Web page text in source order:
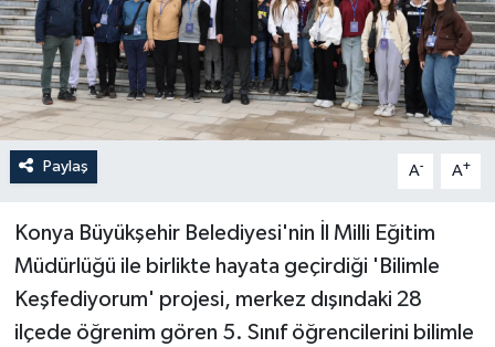
Paylaş A- A+
Konya Büyükşehir Belediyesi'nin İl Milli Eğitim
Müdürlüğü ile birlikte hayata geçirdiği 'Bilimle
Keşfediyorum' projesi, merkez dışındaki 28
ilçede öğrenim gören 5. Sınıf öğrencilerini bilimle